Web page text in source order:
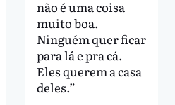
não é uma coisa
muito boa.
Ninguém quer ficar
para lá e pra cá.
Eles querem a casa
deles.”